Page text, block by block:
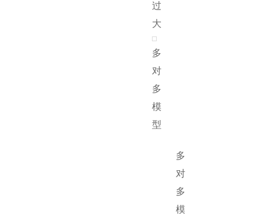
过
大
多
对
多
模
型
多
对
多
模